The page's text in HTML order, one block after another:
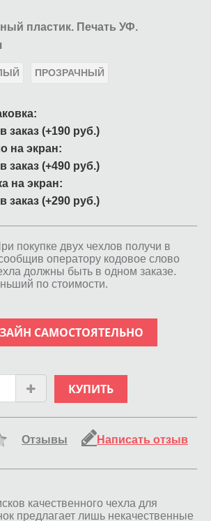
пластик. Печать УФ.
ПРОЗРАЧНЫЙ
заказ (+190 руб.)
на экран:
заказ (+490 руб.)
на экран:
заказ (+290 руб.)
покупке двух чехлов получи в
оператору кодовое слово
должны быть в одном заказе.
по стоимости.
САМОСТОЯТЕЛЬНО
КУПИТЬ
Отзывы Написать отзыв
качественного чехла для
предлагает лишь некачественные